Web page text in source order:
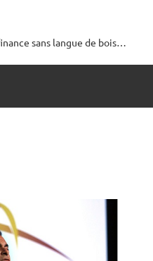
sans langue de bois…